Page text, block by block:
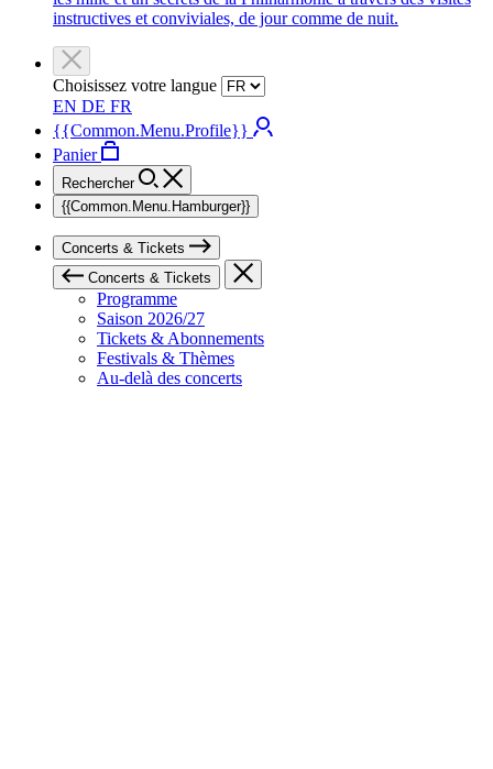
instructives et conviviales, de jour comme de nuit.
Choisissez votre langue
EN DE FR
{{Common.Menu.Profile}}
Panier
Rechercher
{{Common.Menu.Hamburger}}
Concerts & Tickets
Concerts & Tickets
Programme
Saison 2026/27
Tickets & Abonnements
Festivals & Thèmes
Au-delà des concerts